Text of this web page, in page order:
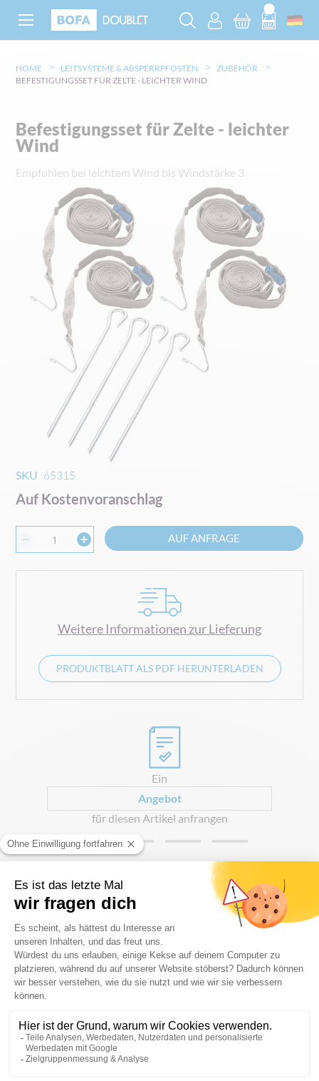
HOME LEITSYSTEME & ABSPERRPFOSTEN
ZUBEHÖR
BEFESTIGUNGSSET FÜR ZELTE - LEICHTER WIND
SKU 65315
Auf Kostenvoranschlag
AUF ANFRAGE
Weitere Informationen zur Lieferung
PRODUKTBLATT ALS PDF HERUNTERLADEN
Befestigungsset für Zelte - leichter
Wind
Empfohlen bei leichtem Wind bis Windstärke 3
Bildgalerie
springen
Zum
der
springen
Ein
Angebot
für diesen Artikel anfrangen
Vollständige Beschreibung
Befestigungsset für Zelte
Empfohlen bei leichtem Wind bis
Windstärke 3
Das Befestigungsset für Zelte, um Ihr Zelt bei
schwachem Wind (bis Windstärke 3) sicher auf dem
Boden zu halten.